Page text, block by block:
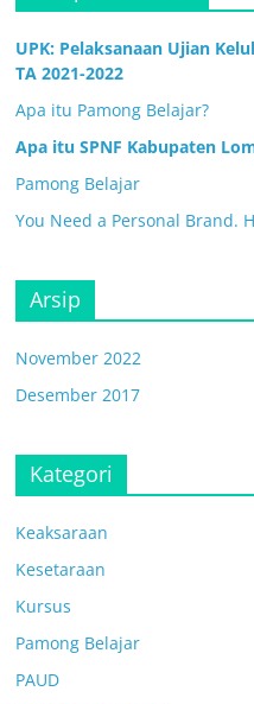
UPK: Pelaksanaan Ujian
TA 2021-2022
Apa itu Pamong Belajar?
Apa itu SPNF Kabupaten
Pamong Belajar
You Need a Personal Brand.
Arsip
November 2022
Desember 2017
Kategori
Keaksaraan
Kesetaraan
Kursus
Pamong Belajar
PAUD